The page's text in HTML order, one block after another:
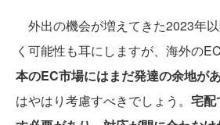
外出の機会が増えてきた2023年
く可能性も耳にしますが、海外の
本のEC市場にはまだ発達の余地が
はやはり考慮すべきでしょう。 宅配